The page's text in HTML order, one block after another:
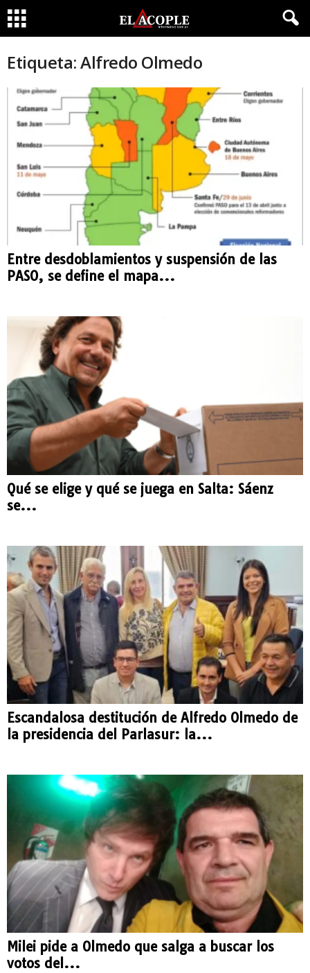
Etiqueta: Alfredo Olmedo
Entre desdoblamientos y suspensión de las
PASO, se define el mapa...
Qué se elige y qué se juega en Salta: Sáenz
se...
Escandalosa destitución de Alfredo Olmedo de
la presidencia del Parlasur: la...
Milei pide a Olmedo que salga a buscar los
votos del...